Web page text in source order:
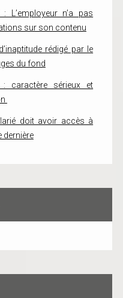
L’employeur n’a pas
sur son contenu
rédigé par le
du fond
: caractère sérieux et
doit avoir accès à
dernière